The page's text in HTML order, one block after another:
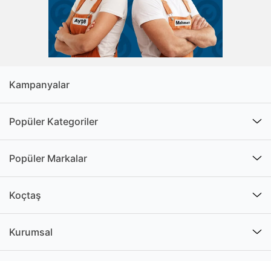
Kampanyalar
Popüler Kategoriler
Popüler Markalar
Koçtaş
Kurumsal